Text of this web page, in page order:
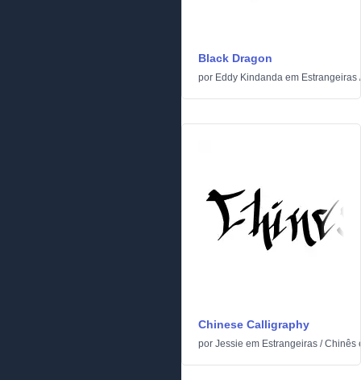
Black Dragon
por Eddy Kindanda em Estrangeiras
Chinese Calligraphy
por Jessie em Estrangeiras /Chinês